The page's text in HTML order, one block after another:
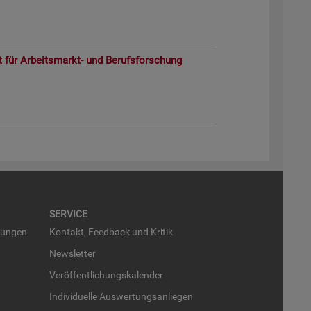
Ar­beits­markt- und Be­rufs­for­schung
SER­VICE
Kon­takt, Feed­back und Kri­tik
News­let­ter
Ver­öf­fent­li­chungs­ka­len­der
In­di­vi­du­el­le Aus­wer­tungs­an­lie­gen